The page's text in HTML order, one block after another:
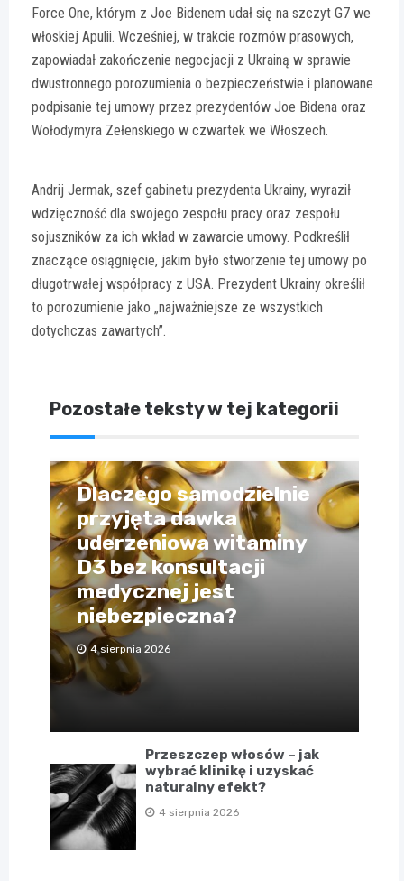
Force One, którym z Joe Bidenem udał się na szczyt G7 we
włoskiej Apulii. Wcześniej, w trakcie rozmów prasowych,
zapowiadał zakończenie negocjacji z Ukrainą w sprawie
dwustronnego porozumienia o bezpieczeństwie i planowane
podpisanie tej umowy przez prezydentów Joe Bidena oraz
Wołodymyra Zełenskiego w czwartek we Włoszech.
Andrij Jermak, szef gabinetu prezydenta Ukrainy, wyraził
wdzięczność dla swojego zespołu pracy oraz zespołu
sojuszników za ich wkład w zawarcie umowy. Podkreślił
znaczące osiągnięcie, jakim było stworzenie tej umowy po
długotrwałej współpracy z USA. Prezydent Ukrainy określił
to porozumienie jako „najważniejsze ze wszystkich
dotychczas zawartych”.
Pozostałe teksty w tej kategorii
Dlaczego samodzielnie
przyjęta dawka
uderzeniowa witaminy
D3 bez konsultacji
medycznej jest
niebezpieczna?
4 sierpnia 2026
Przeszczep włosów – jak
wybrać klinikę i uzyskać
naturalny efekt?
4 sierpnia 2026